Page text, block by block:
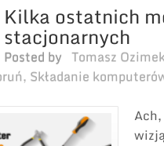
Kilka ostatnich
stacjonarnych
Posted by Tomasz
, Składanie